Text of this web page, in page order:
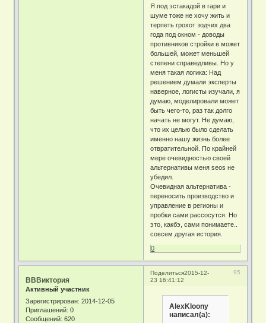
Я под эстакадой в гари и
шуме тоже не хочу жить и
терпеть грохот зодчих два
года под окном - доводы
противников стройки в может
большей, может меньшей
степени справедливы. Но у
меня такая логика: Над
решением думали эксперты
наверное, логисты изучали, я
думаю, моделировали может
быть чего-то, раз так долго
начать не могут. Не думаю,
что их целью было сделать
именно нашу жизнь более
отвратительной. По крайней
мере очевидностью своей
альтернативы меня seos не
убедил.
Очевидная альтернатива -
переносить производство и
управление в регионы и
пробки сами рассосутся. Но
это, какбэ, сами понимаете..
совсем другая история.
0
Поделиться 95
2015-12-
23 16:41:12
ВВВиктория
Активный участник
Зарегистрирован: 2014-12-05
Приглашений: 0
Сообщений: 620
AlexKloony
написал(а):